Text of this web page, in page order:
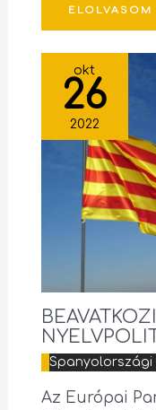
ELOLVASOM
okt
26
2022
Spanyolországi
Az Európai